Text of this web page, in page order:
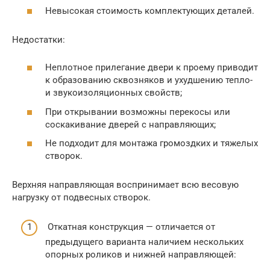
Невысокая стоимость комплектующих деталей.
Недостатки:
Неплотное прилегание двери к проему приводит
к образованию сквозняков и ухудшению тепло-
и звукоизоляционных свойств;
При открывании возможны перекосы или
соскакивание дверей с направляющих;
Не подходит для монтажа громоздких и тяжелых
створок.
Верхняя направляющая воспринимает всю весовую
нагрузку от подвесных створок.
Откатная конструкция — отличается от
предыдущего варианта наличием нескольких
опорных роликов и нижней направляющей: